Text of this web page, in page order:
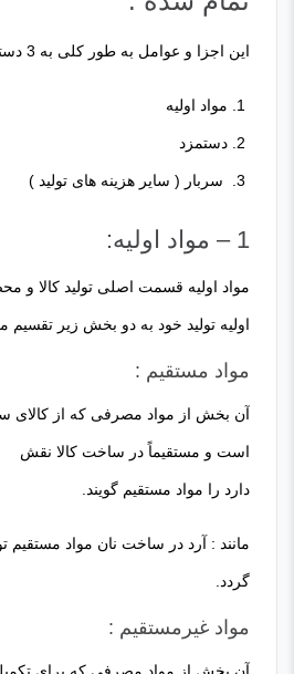
این اجزا و عوامل به طور کلی به 3 دسته تقسیم میشوند:
مواد اولیه
دستمزد
سربار ( سایر هزینه های تولید )
1 – مواد اولیه:
مواد اولیه قسمت اصلی تولید کالا و
اولیه تولید خود به دو بخش زیر
مواد مستقیم :
آن بخش از مواد مصرفی که از کالای
است و مستقیماً در ساخت کالا نقش
دارد را مواد مستقیم گویند.
مانند : آرد در ساخت نان مواد
گردد.
مواد غیرمستقیم :